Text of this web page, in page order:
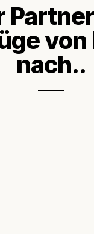
von
nach..